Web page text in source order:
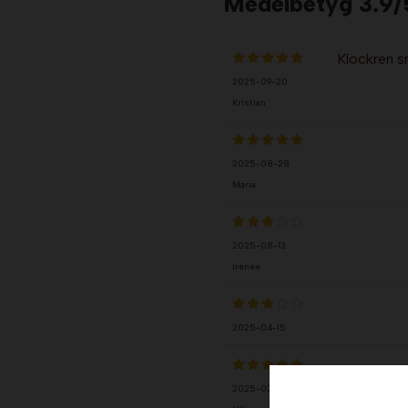
2025-09-20
Kristian
Klockren
2025-08-28
Maria
2025-08-13
Irénee
2025-04-15
2025-02-05